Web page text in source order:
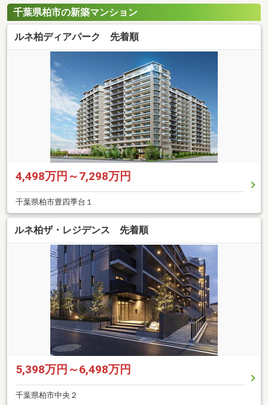
千葉県柏市の新築マンション
ルネ柏ディアパーク 先着順
4,498万円～7,298万円
千葉県柏市豊四季台１
ルネ柏ザ・レジデンス 先着順
5,398万円～6,498万円
千葉県柏市中央２